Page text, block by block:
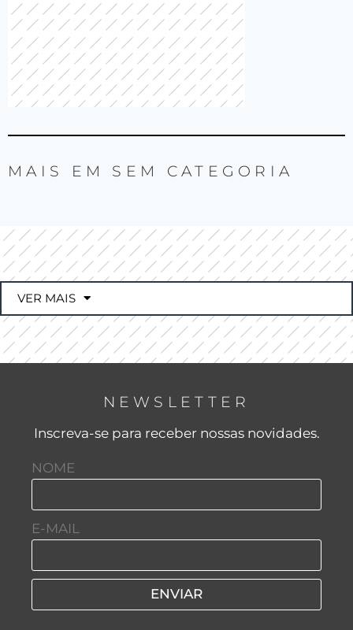
MAIS EM SEM CATEGORIA
VER MAIS
NEWSLETTER
Inscreva-se para receber nossas novidades.
NOME
E-MAIL
ENVIAR